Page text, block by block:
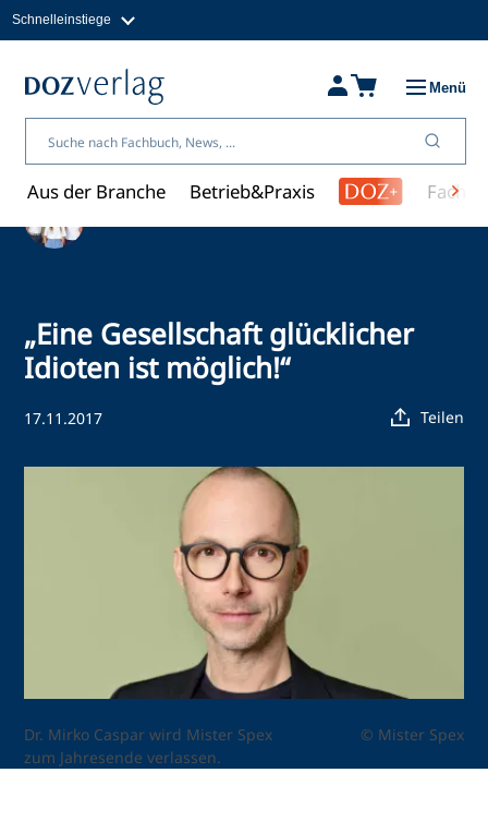
Inhalt
Schnelleinstiege
Fachbücher & Shop
Über uns
Menü
Aus der Branche Betrieb&Praxis
„Eine Gesellschaft glücklicher
Idioten ist möglich!“
17.11.2017 Teilen
Dr. Mirko Caspar wird Mister Spex
zum Jahresende verlassen.
© Mister Spex